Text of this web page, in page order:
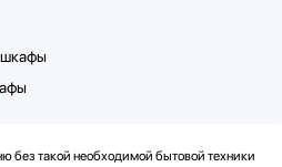
шкафы
без такой необходимой бытовой техники